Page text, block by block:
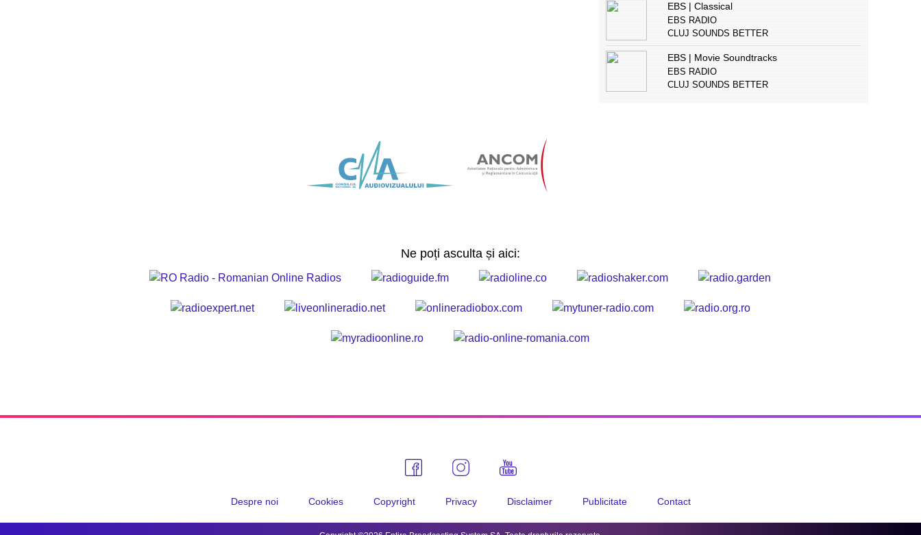
EBS | Classical
EBS RADIO
CLUJ SOUNDS BETTER
EBS | Movie Soundtracks
EBS RADIO
CLUJ SOUNDS BETTER
Ne poți asculta și aici:
Despre noi Cookies Copyright Privacy Disclaimer Publicitate Contact